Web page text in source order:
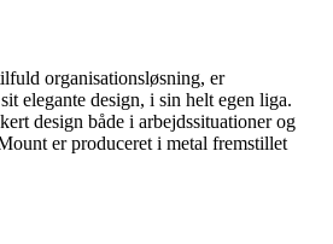
sort
bordmodel
organisationsløsning, er
elegante design, i sin helt egen liga.
design både i arbejdssituationer og
er produceret i metal fremstillet